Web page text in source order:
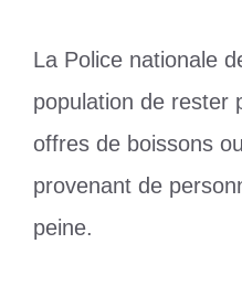
La Police nationale
population de rester
offres de boissons
provenant de
peine.